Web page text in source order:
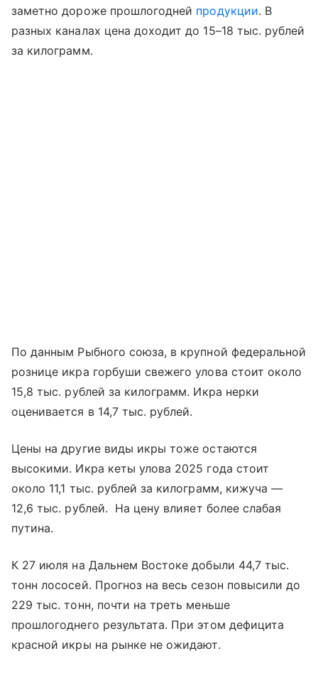
заметно дороже прошлогодней продукции. В
разных каналах цена доходит до 15–18 тыс. рублей
за килограмм.
По данным Рыбного союза, в крупной федеральной
рознице икра горбуши свежего улова стоит около
15,8 тыс. рублей за килограмм. Икра нерки
оценивается в 14,7 тыс. рублей.
Цены на другие виды икры тоже остаются
высокими. Икра кеты улова 2025 года стоит
около 11,1 тыс. рублей за килограмм, кижуча —
12,6 тыс. рублей. На цену влияет более слабая
путина.
К 27 июля на Дальнем Востоке добыли 44,7 тыс.
тонн лососей. Прогноз на весь сезон повысили до
229 тыс. тонн, почти на треть меньше
прошлогоднего результата. При этом дефицита
красной икры на рынке не ожидают.